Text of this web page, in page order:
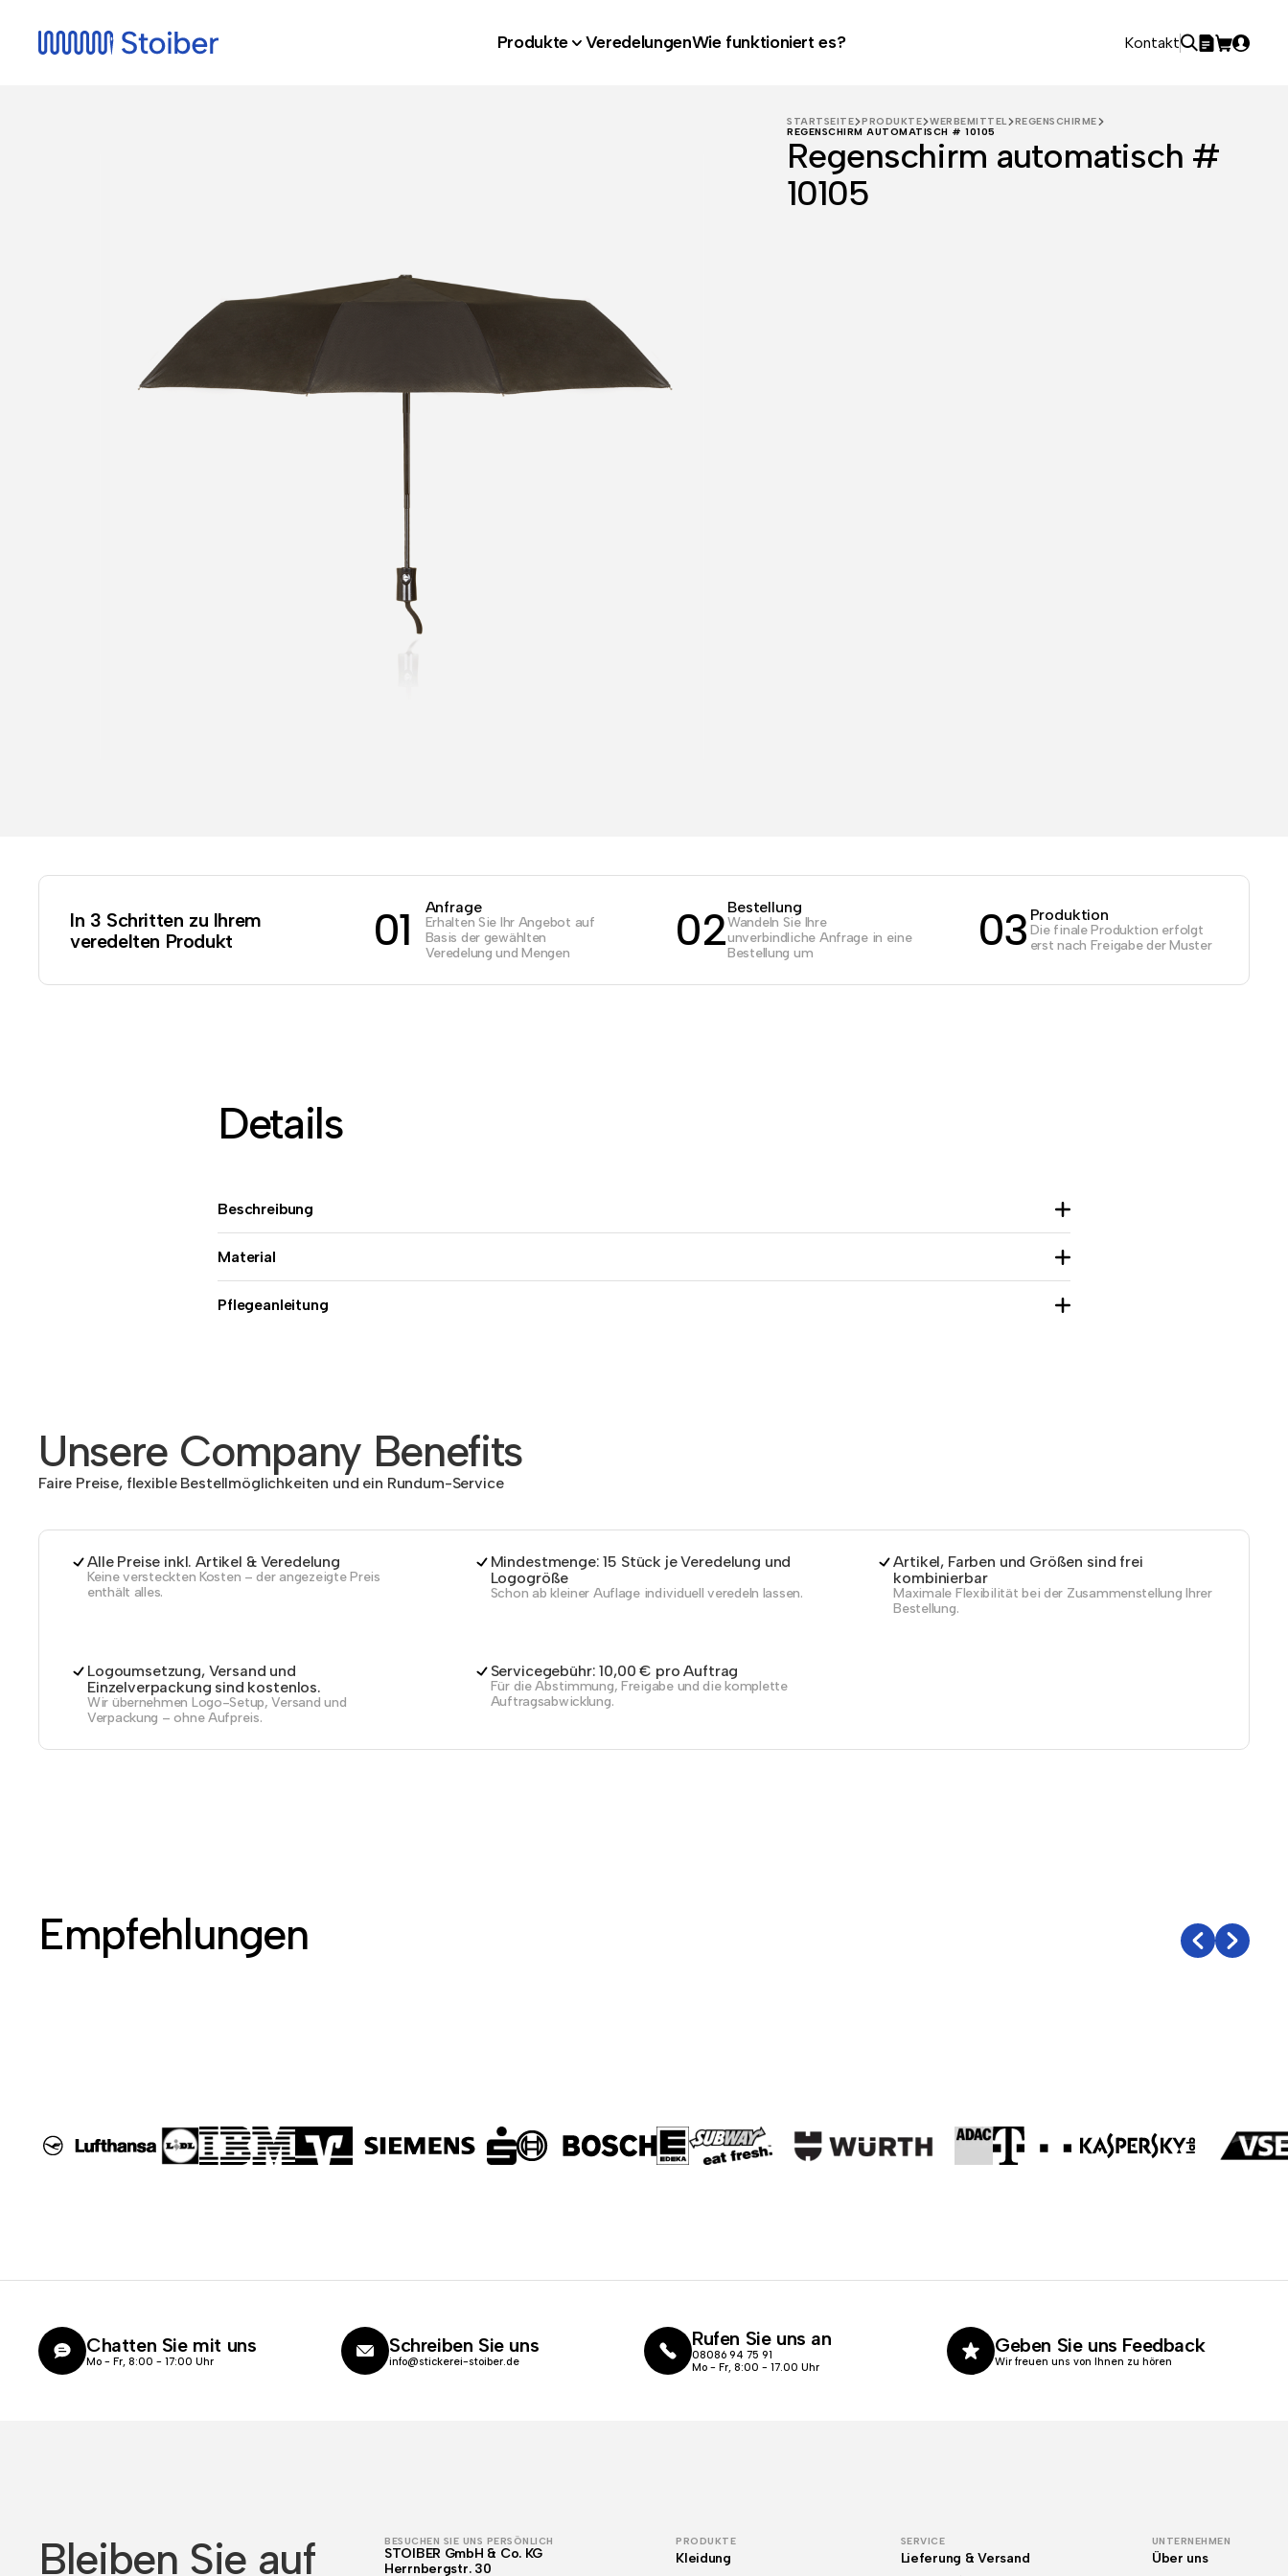
Produkte VeredelungenWie funktioniert es? Kontakt
STARTSEITE PRODUKTE WERBEMITTEL
REGENSCHIRME
REGENSCHIRM AUTOMATISCH # 10105
Regenschirm automatisch #
10105
In 3 Schritten zu Ihrem
veredelten Produkt
01 Anfrage
Erhalten Sie Ihr Angebot auf
Basis der gewählten
Veredelung und Mengen
02Bestellung
Wandeln Sie Ihre
unverbindliche Anfrage in eine
Bestellung um
03 Produktion
Die finale Produktion erfolgt
erst nach Freigabe der Muster
Details
Beschreibung
Material
Pflegeanleitung
Unsere Company Benefits
Faire Preise, flexible Bestellmöglichkeiten und ein Rundum-Service
Alle Preise inkl. Artikel & Veredelung
Keine versteckten Kosten – der angezeigte Preis
enthält alles.
Mindestmenge: 15 Stück je Veredelung und
Logogröße
Schon ab kleiner Auflage individuell veredeln lassen.
Artikel, Farben und Größen sind frei
kombinierbar
Maximale Flexibilität bei der Zusammenstellung Ihrer
Bestellung.
Logoumsetzung, Versand und
Einzelverpackung sind kostenlos.
Wir übernehmen Logo-Setup, Versand und
Verpackung – ohne Aufpreis.
Servicegebühr: 10,00 € pro Auftrag
Für die Abstimmung, Freigabe und die komplette
Auftragsabwicklung.
Empfehlungen
Chatten Sie mit uns
Mo - Fr, 8:00 - 17:00 Uhr
Schreiben Sie uns
info@stickerei-stoiber.de
Rufen Sie uns an
08086 94 75 91
Mo - Fr, 8:00 - 17.00 Uhr
Geben Sie uns Feedback
Wir freuen uns von Ihnen zu hören
Bleiben Sie auf BESUCHEN SIE UNS PERSÖNLICH
STOIBER GmbH & Co. KG
Herrnbergstr. 30
PRODUKTE
Kleidung
SERVICE
Lieferung & Versand
UNTERNEHMEN
Über uns